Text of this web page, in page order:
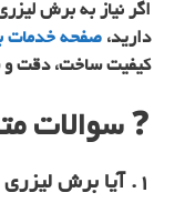
اگر نیاز به برش
دارید، صفحه خدمات
کیفیت ساخت، دقت و
❓سوالات
۱. آیا برش لیزری برای ورق ضخیم مناسب است؟